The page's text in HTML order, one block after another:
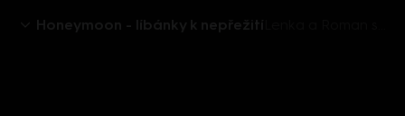
Honeymoon - líbánky k nepřežití